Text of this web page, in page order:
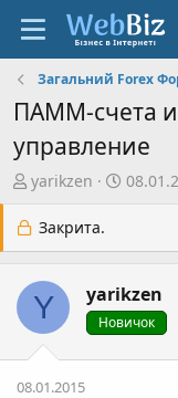
Загальний Forex
ПАММ-счета
управление
А
т
о
т
и
yarikzen
Д
а
т
в
о
р
Закрита.
Y yarikzen
Новичок
08.01.2015